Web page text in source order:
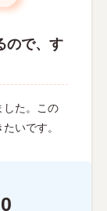
ので、す
した。この
いです。